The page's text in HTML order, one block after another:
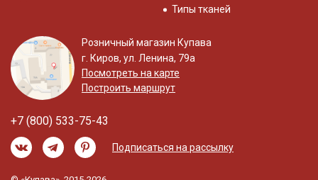
Типы тканей
Розничный магазин Купава
г. Киров, ул. Ленина, 79а
Посмотреть на карте
Построить маршрут
+7 (800) 533-75-43
Подписаться на рассылку